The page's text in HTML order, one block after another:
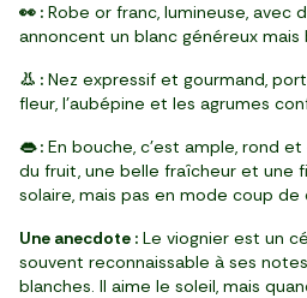
👀 : Robe or franc, lumineuse, avec
annoncent un blanc généreux mais
👃 : Nez expressif et gourmand,
fleur, l’aubépine et les agrumes
👄 : En bouche, c’est ample, rond
du fruit, une belle fraîcheur et une
solaire, mais pas en mode coup de
Une anecdote : Le viognier est un
souvent reconnaissable à ses
blanches. Il aime le soleil, mais